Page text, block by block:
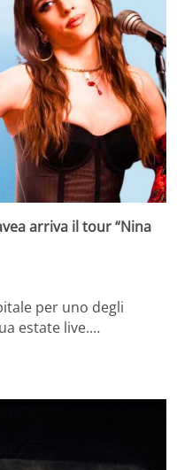
arriva il tour “Nina
per uno degli
estate live.…